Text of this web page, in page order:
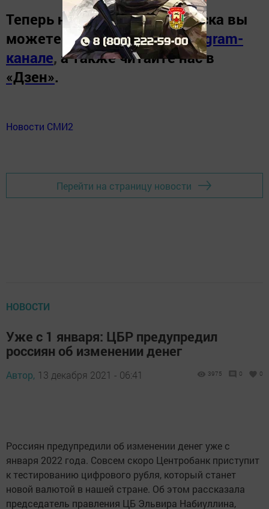
Теперь новости Зеленодольска вы
можете узнать в нашемTelegram-
канале, а также читайте нас в
«Дзен».
Новости СМИ2
Перейти на страницу новости
НОВОСТИ
Уже с 1 января: ЦБР предупредил
россиян об изменении денег
Автор, 13 декабря 2021 - 06:41 3975 0 0
Россиян предупредили об изменении денег уже с
января 2022 года. Совсем скоро Центробанк приступит
к тестированию цифрового рубля, который станет
новой валютой в нашей стране. Об этом рассказала
председатель правления ЦБ Эльвира Набиуллина,